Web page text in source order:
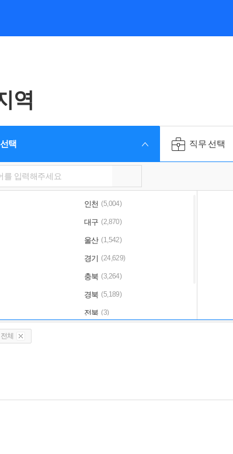
역
택 직무 선택
인천 (5,004)
대구 (2,870)
울산 (1,542)
경기 (24,629)
충북 (3,264)
경북 (5,189)
전북 (3)
체